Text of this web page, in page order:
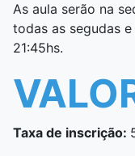
As aula serão na
todas as segudas
21:45hs.
Taxa de inscrição: